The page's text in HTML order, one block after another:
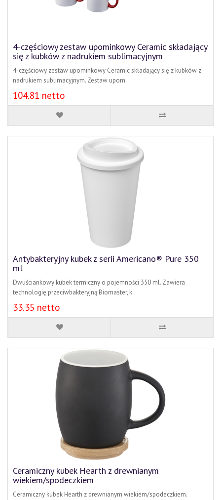
4-częściowy zestaw upominkowy Ceramic składający
się z kubków z nadrukiem sublimacyjnym
4-częściowy zestaw upominkowy Ceramic składający się z kubków z
nadrukiem sublimacyjnym. Zestaw upom..
104.81 netto
Antybakteryjny kubek z serii Americano® Pure 350
ml
Dwuściankowy kubek termiczny o pojemności 350 ml. Zawiera
technologię przeciwbakteryjną Biomaster, k..
33.35 netto
Ceramiczny kubek Hearth z drewnianym
wiekiem/spodeczkiem
Ceramiczny kubek Hearth z drewnianym wiekiem/spodeczkiem.